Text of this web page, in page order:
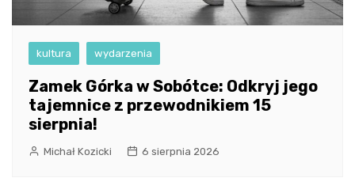
kultura wydarzenia
Zamek Górka w Sobótce: Odkryj jego
tajemnice z przewodnikiem 15
sierpnia!
Michał Kozicki 6 sierpnia 2026